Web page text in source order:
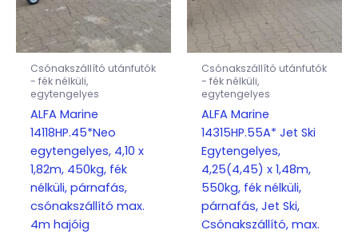
Csónakszállító utánfutók
- fék nélküli,
egytengelyes
ALFA Marine
14118HP.45*Neo
egytengelyes, 4,10 x
1,82m, 450kg, fék
nélküli, párnafás,
csónakszállító max.
4m hajóig
Csónakszállító utánfutók
- fék nélküli,
egytengelyes
ALFA Marine
14315HP.55A* Jet Ski
Egytengelyes,
4,25(4,45) x 1,48m,
550kg, fék nélküli,
párnafás, Jet Ski,
Csónakszállító, max.